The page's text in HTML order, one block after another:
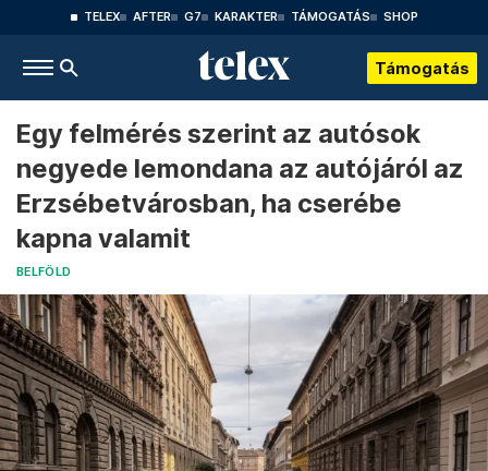
TELEX AFTER G7 KARAKTER TÁMOGATÁS SHOP
Támogatás
Egy felmérés szerint az autósok
negyede lemondana az autójáról az
Erzsébetvárosban, ha cserébe
kapna valamit
BELFÖLD